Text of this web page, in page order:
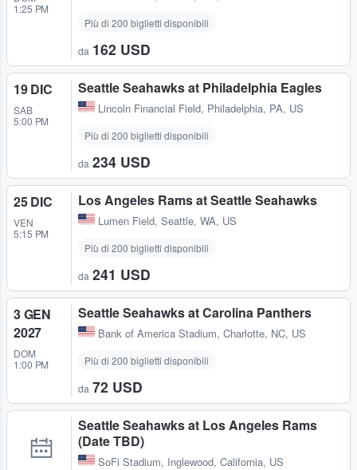
1:25 PM
Più di 200 biglietti disponibili
da 162 USD
19 DIC
SAB
5:00 PM
Seattle Seahawks at Philadelphia Eagles
Lincoln Financial Field, Philadelphia, PA, US
Più di 200 biglietti disponibili
da 234 USD
25 DIC
VEN
5:15 PM
Los Angeles Rams at Seattle Seahawks
Lumen Field, Seattle, WA, US
Più di 200 biglietti disponibili
da 241 USD
3 GEN
2027
DOM
1:00 PM
Seattle Seahawks at Carolina Panthers
Bank of America Stadium, Charlotte, NC, US
Più di 200 biglietti disponibili
da 72 USD
Seattle Seahawks at Los Angeles Rams
(Date TBD)
SoFi Stadium, Inglewood, California, US